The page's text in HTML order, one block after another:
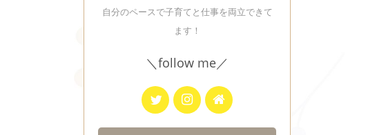
自分のペースで子育てと仕事を両立できて
ます！
＼follow me／